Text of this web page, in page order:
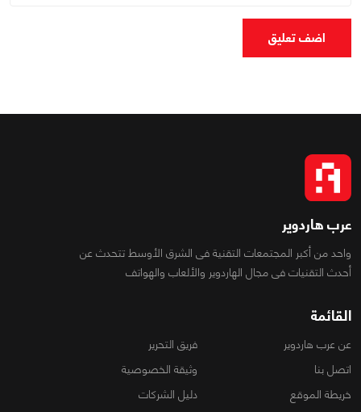
اضف تعليق
عرب هاردوير
واحد من أكبر المجتمعات التقنية فى الشرق الأوسط تتحدث عن
أحدث التقنيات فى مجال الهاردوير والألعاب والهواتف
القائمة
عن عرب هاردوير
فريق التحرير
اتصل بنا
وثيقة الخصوصية
خريطة الموقع
دليل الشركات